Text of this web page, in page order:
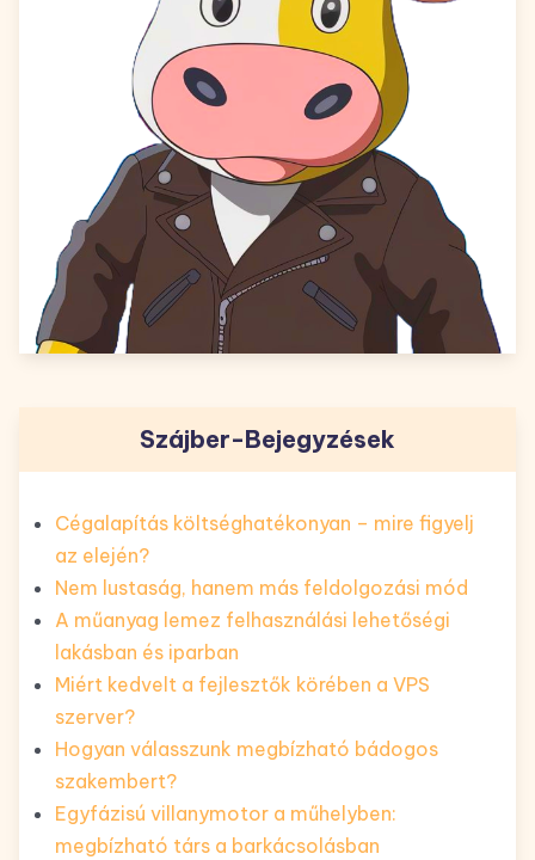
Szájber-Bejegyzések
Cégalapítás költséghatékonyan – mire figyelj
az elején?
Nem lustaság, hanem más feldolgozási mód
A műanyag lemez felhasználási lehetőségi
lakásban és iparban
Miért kedvelt a fejlesztők körében a VPS
szerver?
Hogyan válasszunk megbízható bádogos
szakembert?
Egyfázisú villanymotor a műhelyben:
megbízható társ a barkácsolásban